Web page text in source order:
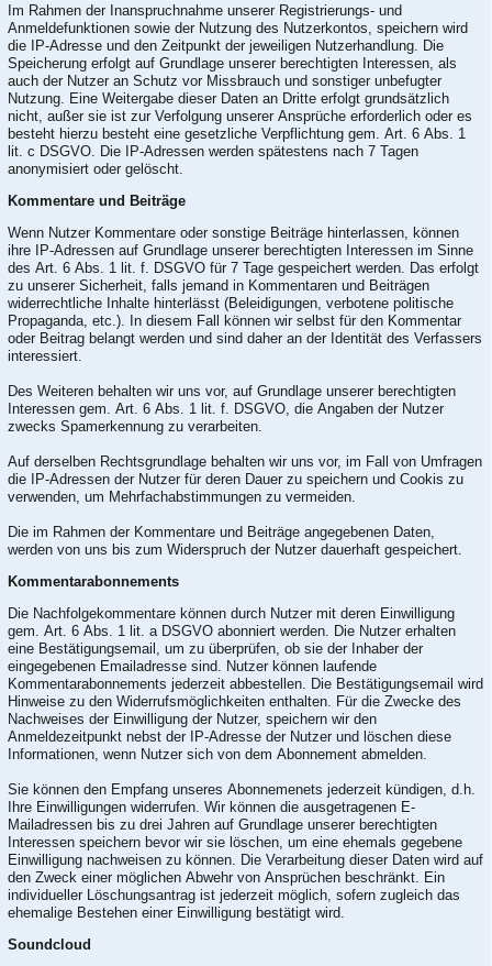
Im Rahmen der Inanspruchnahme unserer Registrierungs- und
Anmeldefunktionen sowie der Nutzung des Nutzerkontos, speichern wird
die IP-Adresse und den Zeitpunkt der jeweiligen Nutzerhandlung. Die
Speicherung erfolgt auf Grundlage unserer berechtigten Interessen, als
auch der Nutzer an Schutz vor Missbrauch und sonstiger unbefugter
Nutzung. Eine Weitergabe dieser Daten an Dritte erfolgt grundsätzlich
nicht, außer sie ist zur Verfolgung unserer Ansprüche erforderlich oder es
besteht hierzu besteht eine gesetzliche Verpflichtung gem. Art. 6 Abs. 1
lit. c DSGVO. Die IP-Adressen werden spätestens nach 7 Tagen
anonymisiert oder gelöscht.
Kommentare und Beiträge
Wenn Nutzer Kommentare oder sonstige Beiträge hinterlassen, können
ihre IP-Adressen auf Grundlage unserer berechtigten Interessen im Sinne
des Art. 6 Abs. 1 lit. f. DSGVO für 7 Tage gespeichert werden. Das erfolgt
zu unserer Sicherheit, falls jemand in Kommentaren und Beiträgen
widerrechtliche Inhalte hinterlässt (Beleidigungen, verbotene politische
Propaganda, etc.). In diesem Fall können wir selbst für den Kommentar
oder Beitrag belangt werden und sind daher an der Identität des Verfassers
interessiert.
Des Weiteren behalten wir uns vor, auf Grundlage unserer berechtigten
Interessen gem. Art. 6 Abs. 1 lit. f. DSGVO, die Angaben der Nutzer
zwecks Spamerkennung zu verarbeiten.
Auf derselben Rechtsgrundlage behalten wir uns vor, im Fall von Umfragen
die IP-Adressen der Nutzer für deren Dauer zu speichern und Cookis zu
verwenden, um Mehrfachabstimmungen zu vermeiden.
Die im Rahmen der Kommentare und Beiträge angegebenen Daten,
werden von uns bis zum Widerspruch der Nutzer dauerhaft gespeichert.
Kommentarabonnements
Die Nachfolgekommentare können durch Nutzer mit deren Einwilligung
gem. Art. 6 Abs. 1 lit. a DSGVO abonniert werden. Die Nutzer erhalten
eine Bestätigungsemail, um zu überprüfen, ob sie der Inhaber der
eingegebenen Emailadresse sind. Nutzer können laufende
Kommentarabonnements jederzeit abbestellen. Die Bestätigungsemail wird
Hinweise zu den Widerrufsmöglichkeiten enthalten. Für die Zwecke des
Nachweises der Einwilligung der Nutzer, speichern wir den
Anmeldezeitpunkt nebst der IP-Adresse der Nutzer und löschen diese
Informationen, wenn Nutzer sich von dem Abonnement abmelden.
Sie können den Empfang unseres Abonnemenets jederzeit kündigen, d.h.
Ihre Einwilligungen widerrufen. Wir können die ausgetragenen E-
Mailadressen bis zu drei Jahren auf Grundlage unserer berechtigten
Interessen speichern bevor wir sie löschen, um eine ehemals gegebene
Einwilligung nachweisen zu können. Die Verarbeitung dieser Daten wird auf
den Zweck einer möglichen Abwehr von Ansprüchen beschränkt. Ein
individueller Löschungsantrag ist jederzeit möglich, sofern zugleich das
ehemalige Bestehen einer Einwilligung bestätigt wird.
Soundcloud